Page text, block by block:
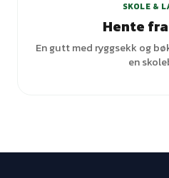
SKOLE &
Hente
En gutt med ryggsekk og
en